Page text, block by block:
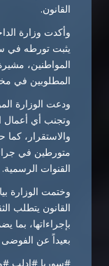
القانون.
وأكدت وزارة
يثبت تورطه في
المواطنين،
المطلوبين في
ودعت الوزارة
وتجنب أي أعمال
والاستقرار،
متورطين في
القنوات الرسمية.
وختمت الوزارة
القانون يتطلب
بإجراءاتها،
بعيداً عن الفوضى
#سوريا #إدلب